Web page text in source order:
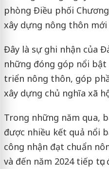
phòng Điều phối
xây dựng nông thôn
Đây là sự ghi nhận của
những đóng góp nổi
triển nông thôn, góp
xây dựng chủ nghĩa xã
Trong những năm qua,
được nhiều kết quả nổi
công nhận đạt chuẩn
và đến năm 2024 tiếp